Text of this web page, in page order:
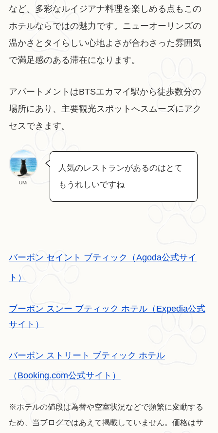
など、多彩なルイジアナ料理を楽しめる点もこの
ホテルならではの魅力です。ニューオーリンズの
温かさとタイらしい心地よさが合わさった雰囲気
で満足感のある滞在になります。
アパートメントはBTSエカマイ駅から徒歩数分の
場所にあり、主要観光スポットへスムーズにアク
セスできます。
UMi
人気のレストランがあるのはとて
もうれしいですね
バーボン セイント ブティック（Agoda公式サイ
ト）
ブーボン スンー ブティック ホテル（Expedia公式
サイト）
バーボン ストリート ブティック ホテル
（Booking.com公式サイト）
※ホテルの値段は為替や空室状況などで頻繁に変動する
ため、当ブログではあえて掲載していません。価格はサ